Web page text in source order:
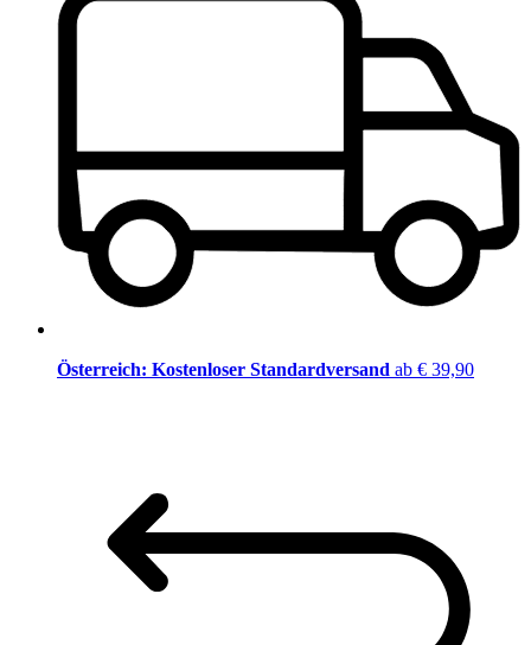
Österreich: Kostenloser Standardversand ab € 39,90